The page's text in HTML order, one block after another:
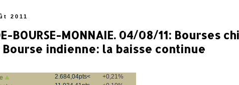
2011
BOURSE-MONNAIE. 04/08/11: Bourses
indienne: la baisse continue
▲ 2.684,04pts<
+0,21%